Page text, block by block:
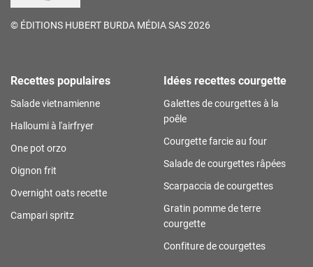
© ÉDITIONS HUBERT BURDA MÉDIA SAS 2026
Recettes populaires
Salade vietnamienne
Halloumi à l'airfryer
One pot orzo
Oignon frit
Overnight oats recette
Campari spritz
Idées recettes courgette
Galettes de courgettes à la
poêle
Courgette farcie au four
Salade de courgettes râpées
Scarpaccia de courgettes
Gratin pomme de terre
courgette
Confiture de courgettes